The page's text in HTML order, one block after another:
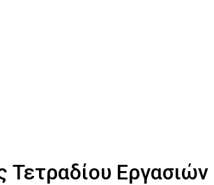
Τετραδίου Εργασιών